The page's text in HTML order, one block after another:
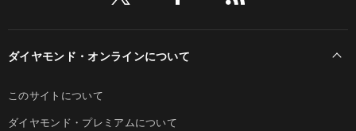
ダイヤモンド・オンラインについて
このサイトについて
ダイヤモンド・プレミアムについて